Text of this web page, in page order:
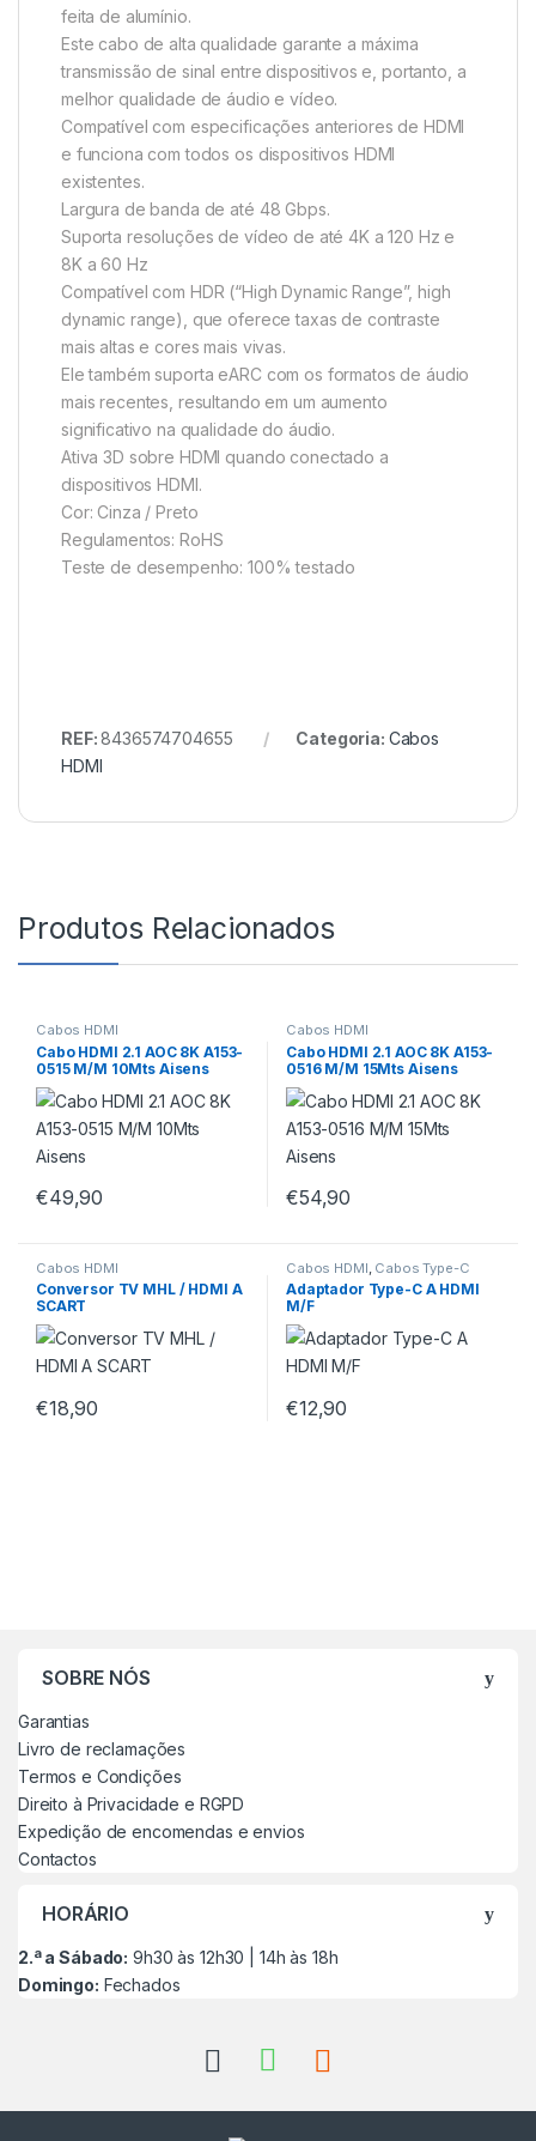
feita de alumínio.
Este cabo de alta qualidade garante a máxima
transmissão de sinal entre dispositivos e, portanto, a
melhor qualidade de áudio e vídeo.
Compatível com especificações anteriores de HDMI
e funciona com todos os dispositivos HDMI
existentes.
Largura de banda de até 48 Gbps.
Suporta resoluções de vídeo de até 4K a 120 Hz e
8K a 60 Hz
Compatível com HDR (“High Dynamic Range”, high
dynamic range), que oferece taxas de contraste
mais altas e cores mais vivas.
Ele também suporta eARC com os formatos de áudio
mais recentes, resultando em um aumento
significativo na qualidade do áudio.
Ativa 3D sobre HDMI quando conectado a
dispositivos HDMI.
Cor: Cinza / Preto
Regulamentos: RoHS
Teste de desempenho: 100% testado
REF:8436574704655 Categoria: Cabos
HDMI
Produtos Relacionados
Cabos HDMI
Cabo HDMI 2.1 AOC 8K A153-
0515 M/M 10Mts Aisens
€49,90
Cabos HDMI
Cabo HDMI 2.1 AOC 8K A153-
0516 M/M 15Mts Aisens
€54,90
Cabos HDMI
Conversor TV MHL / HDMI A
SCART
€18,90
Cabos HDMI Cabos Type-C
Adaptador Type-C A HDMI
M/F
€12,90
SOBRE NÓS
Garantias
Livro de reclamações
Termos e Condições
Direito à Privacidade e RGPD
Expedição de encomendas e envios
Contactos
HORÁRIO
2.ª a Sábado: 9h30 às 12h30 | 14h às 18h
Domingo: Fechados